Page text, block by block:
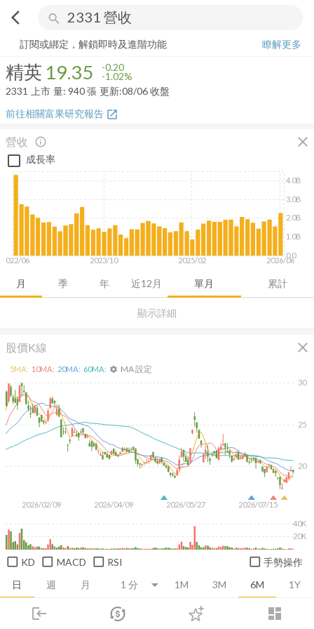
arrow_back_ios search
login dashboard
市場 登入
精英 19.35-1.02%
訂閱或綁定，解鎖即時及進階功能
瞭解更多
精英 19.35 -0.20
-1.02%
2331
上市 量: 940張 更新:08/06 收盤
前往相關富果研究報告 open_in_new
營收 close
顯示詳細
info_outline
月 季 年 近12月 單月 累計
成長率
2022/06 2023/10 2025/02 2026/06
0.0
1.0B
2.0B
3.0B
4.0B
股價K線 close
日 週 月 1M 3M 6M 1Y
2026/02/09 2026/04/09 2026/05/27 2026/07/15
20
25
30
20K
40K
5MA: 10MA: 20MA: 60MA: settings MA 設定
KD MACD RSI 手勢操作
推薦卡片 消息面 財務報